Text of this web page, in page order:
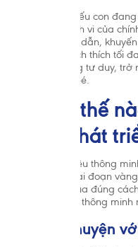
Chính vì thế, nếu con
chú ý đến hành vi của
xấu và hướng dẫn,
tốt. Qua đó kích thích tối
cường kỹ năng tư duy,
tính tự lập từ bé.
2. Làm thế
đoạn phát
Để giúp con yêu thông
bắt kịp thời giai đoạn
hướng, rèn giũa đúng
tăng cường trí thông
2.1. Trò chuyện